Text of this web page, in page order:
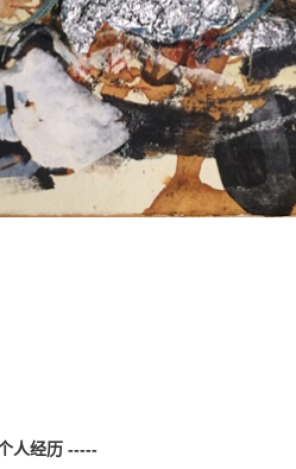
人经历 -----